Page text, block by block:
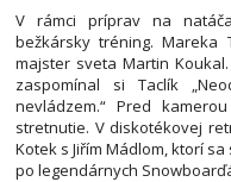
V rámci príprav na
bežkársky tréning. Mareka
majster sveta Martin
zaspomínal si Taclík
nevládzem.“ Pred
stretnutie. V diskotékovej
Kotek s Jiřím Mádlom, ktorí
po legendárnych